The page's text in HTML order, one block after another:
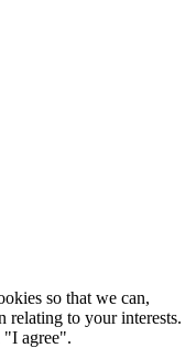
so that we can,
relating to your interests.
"I agree".